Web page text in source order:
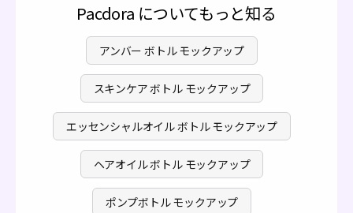
Pacdora についてもっと知る
アンバー ボトル モックアップ
スキンケア ボトル モックアップ
エッセンシャルオイル ボトル モックアップ
ヘアオイル ボトル モックアップ
ポンプボトル モックアップ